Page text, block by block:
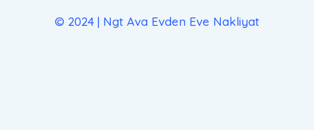
© 2024 | Ngt Ava Evden Eve Nakliyat